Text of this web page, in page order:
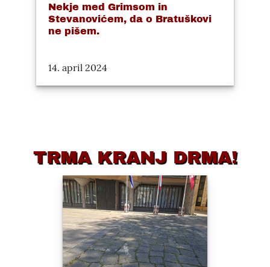
Nekje med Grimsom in
Stevanovićem, da o Bratuškovi
ne pišem.
14. april 2024
TRMA KRANJ DRMA!